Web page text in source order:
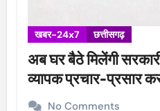
खबर-24x7 छत्तीसगढ़
अब घर बैठे मिलेंगी
व्यापक प्रचार-प्रसार
No Comments